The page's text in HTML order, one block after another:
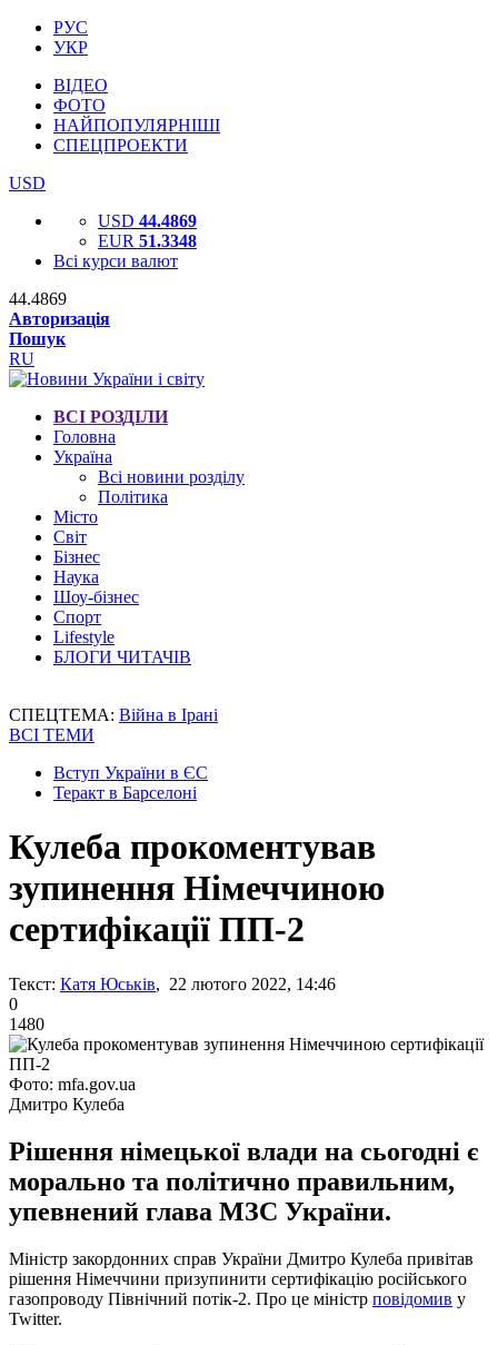
РУС
УКР
ВІДЕО
ФОТО
НАЙПОПУЛЯРНІШІ
СПЕЦПРОЕКТИ
USD
USD 44.4869
EUR 51.3348
Всі курси валют
44.4869
Авторизація
Пошук
RU
ВСІ РОЗДІЛИ
Головна
Україна
Всі новини розділу
Політика
Місто
Світ
Бізнес
Наука
Шоу-бізнес
Спорт
Lifestyle
БЛОГИ ЧИТАЧІВ
СПЕЦТЕМА: Війна в Ірані
ВСІ ТЕМИ
Вступ України в ЄС
Теракт в Барселоні
Кулеба прокоментував
зупинення Німеччиною
сертифікації ПП-2
Текст: Катя Юськів, 22 лютого 2022, 14:46
0
1480
Фото: mfa.gov.ua
Дмитро Кулеба
Рішення німецької влади на сьогодні є
морально та політично правильним,
упевнений глава МЗС України.
Міністр закордонних справ України Дмитро Кулеба привітав
рішення Німеччини призупинити сертифікацію російського
газопроводу Північний потік-2. Про це міністр повідомив у
Twitter.